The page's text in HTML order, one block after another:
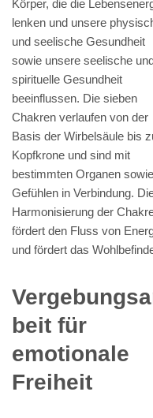
Körper, die die
lenken und unsere
und seelische Gesundheit
sowie unsere seelische
spirituelle Gesundheit
beeinflussen. Die sieben
Chakren verlaufen von der
Basis der Wirbelsäule bis
Kopfkrone und sind mit
bestimmten Organen sowie
Gefühlen in Verbindung.
Harmonisierung der
fördert den Fluss von
und fördert das
beit für
emotionale
Freiheit